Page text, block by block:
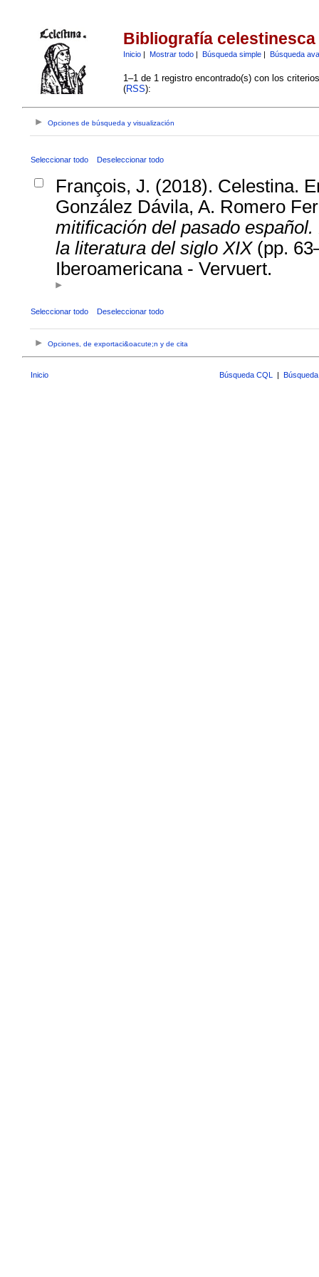
Bibliografía celestinesca
Inicio| Mostrar todo| Búsqueda simple| Búsqueda
1–1 de 1 registro encontrado(s) con los
(RSS):
Opciones de búsqueda y visualización
Seleccionar todo Deseleccionar todo
François, J. (2018). Celestina.
González Dávila, A. Romero
mitificación del pasado
la literatura del siglo XIX(pp.
Iberoamericana - Vervuert.
Seleccionar todo Deseleccionar todo
Opciones, de exportaci&oacute;n y de cita
Inicio Búsqueda CQL |